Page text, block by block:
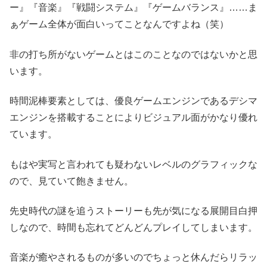
ー』『音楽』『戦闘システム』『ゲームバランス』……ま
ぁゲーム全体が面白いってことなんですよね（笑）
非の打ち所がないゲームとはこのことなのではないかと思
います。
時間泥棒要素としては、優良ゲームエンジンであるデシマ
エンジンを搭載することによりビジュアル面がかなり優れ
ています。
もはや実写と言われても疑わないレベルのグラフィックな
ので、見ていて飽きません。
先史時代の謎を追うストーリーも先が気になる展開目白押
しなので、時間も忘れてどんどんプレイしてしまいます。
音楽が癒やされるものが多いのでちょっと休んだらリラッ